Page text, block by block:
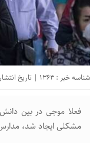
شناسه خبر : 1363 | تاریخ انتشار : 31 فروردین 1401 - 14:15 |
فعلا موجی در بین
مشکلی ایجاد شد،